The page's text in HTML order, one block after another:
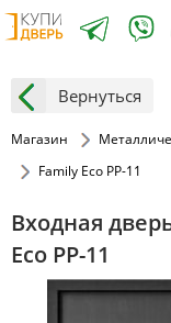
Вернуться
Магазин
Family Eco PP-11
Входная
Eco PP-11